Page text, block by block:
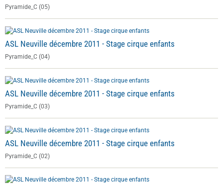
Pyramide_C (05)
ASL Neuville décembre 2011 - Stage cirque enfants
Pyramide_C (04)
ASL Neuville décembre 2011 - Stage cirque enfants
Pyramide_C (03)
ASL Neuville décembre 2011 - Stage cirque enfants
Pyramide_C (02)